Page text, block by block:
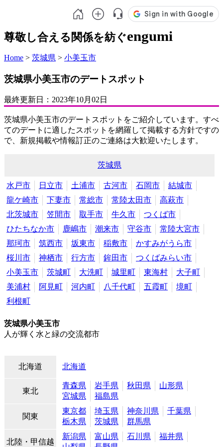
尊敬し合える関係を紡ぐengumi
Home > 茨城県 > 小美玉市
茨城県小美玉市のデートスポット
最終更新日： 2023年10月02日
茨城県小美玉市のデートスポットをご紹介しています。すべ
てのデートに適したスポットを網羅して掲載する方針ですの
で、新規掲載や情報訂正のご連絡は大歓迎いたします。
茨城県
水戸市 日立市 土浦市 古河市 石岡市
結城市
龍ケ崎市
下妻市 常総市 常陸太田市
高萩市
北茨城市
笠間市 取手市 牛久市
つくば市
ひたちなか市
鹿嶋市 潮来市 守谷市
常陸大宮市
那珂市
筑西市 坂東市 稲敷市
かすみがうら市
桜川市
神栖市 行方市 鉾田市
つくばみらい市
小美玉市
茨城町 大洗町 城里町 東海村
大子町
美浦村
阿見町 河内町 八千代町 五霞町
境町
利根町
茨城県小美玉市
人が輝く水と緑の交流都市
北海道 北海道
東北
青森県 岩手県 秋田県
山形県
宮城県
福島県
関東
東京都 埼玉県 神奈川県
千葉県
栃木県
茨城県 群馬県
北陸・甲信越
新潟県 富山県 石川県
福井県